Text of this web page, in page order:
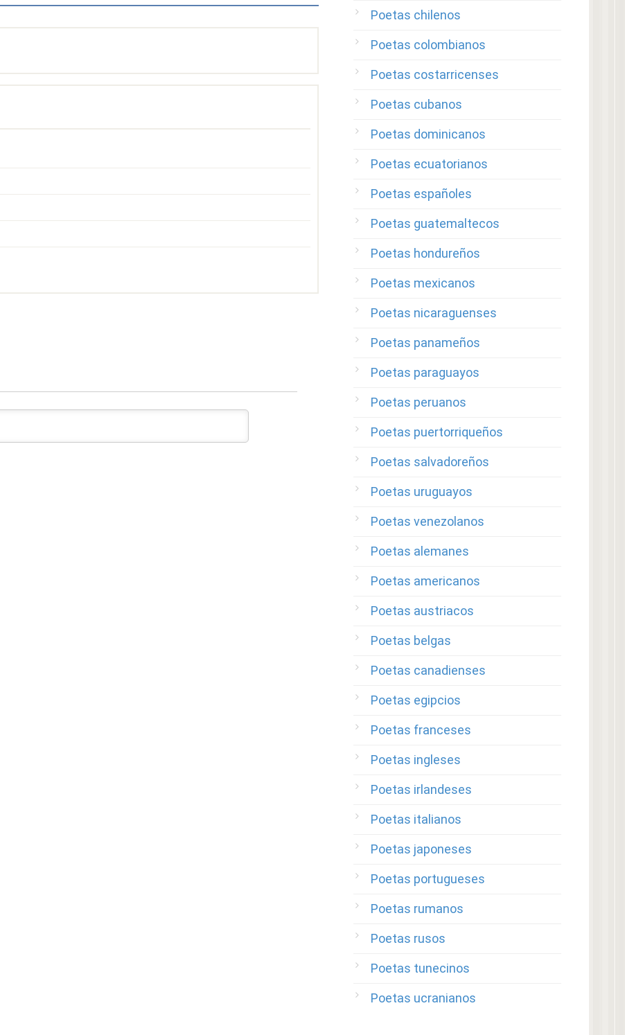
Poetas chilenos
Poetas colombianos
Poetas costarricenses
Poetas cubanos
Poetas dominicanos
Poetas ecuatorianos
Poetas españoles
Poetas guatemaltecos
Poetas hondureños
Poetas mexicanos
Poetas nicaraguenses
Poetas panameños
Poetas paraguayos
Poetas peruanos
Poetas puertorriqueños
Poetas salvadoreños
Poetas uruguayos
Poetas venezolanos
Poetas alemanes
Poetas americanos
Poetas austriacos
Poetas belgas
Poetas canadienses
Poetas egipcios
Poetas franceses
Poetas ingleses
Poetas irlandeses
Poetas italianos
Poetas japoneses
Poetas portugueses
Poetas rumanos
Poetas rusos
Poetas tunecinos
Poetas ucranianos